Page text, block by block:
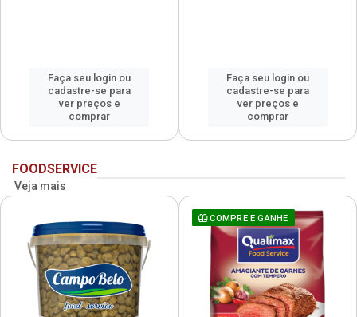
Faça seu login ou
cadastre-se para
ver preços e
comprar
Faça seu login ou
cadastre-se para
ver preços e
comprar
FOODSERVICE
Veja mais
COMPRE E GANHE